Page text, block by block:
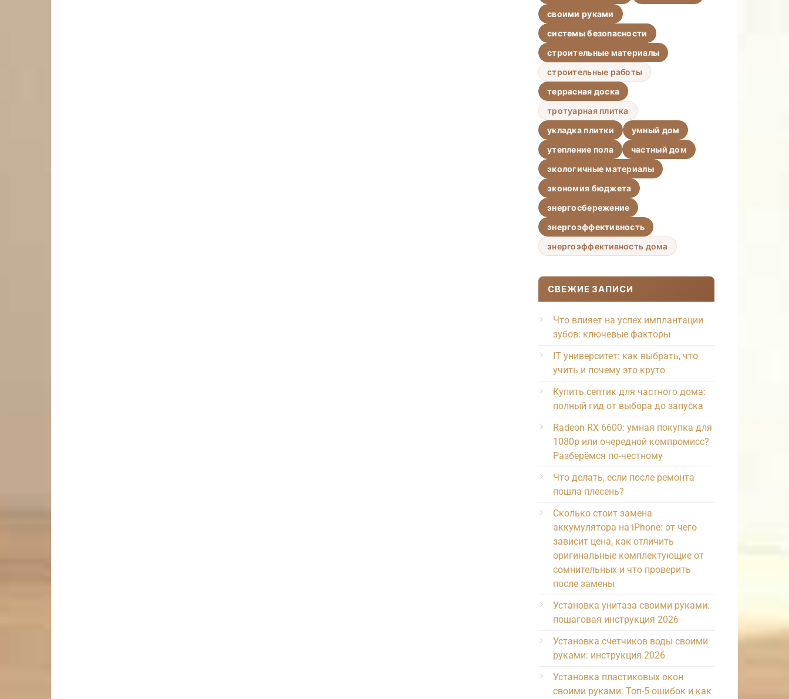
своими руками
системы безопасности
строительные материалы
строительные работы
террасная доска
тротуарная плитка
укладка плитки
умный дом
утепление пола
частный дом
экологичные материалы
экономия бюджета
энергосбережение
энергоэффективность
энергоэффективность дома
СВЕЖИЕ ЗАПИСИ
Что влияет на успех имплантации
зубов: ключевые факторы
IT университет: как выбрать, что
учить и почему это круто
Купить септик для частного дома:
полный гид от выбора до запуска
Radeon RX 6600: умная покупка для
1080p или очередной компромисс?
Разберёмся по-честному
Что делать, если после ремонта
пошла плесень?
Сколько стоит замена
аккумулятора на iPhone: от чего
зависит цена, как отличить
оригинальные комплектующие от
сомнительных и что проверить
после замены
Установка унитаза своими руками:
пошаговая инструкция 2026
Установка счетчиков воды своими
руками: инструкция 2026
Установка пластиковых окон
своими руками: Топ-5 ошибок и как